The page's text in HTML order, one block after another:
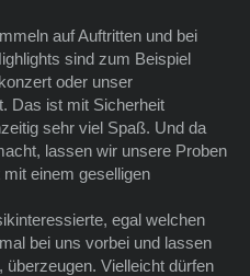
auf Auftritten und bei
sind zum Beispiel
oder unser
Das ist mit Sicherheit
sehr viel Spaß. Und da
lassen wir unsere Proben
einem geselligen
egal welchen
bei uns vorbei und lassen
Vielleicht dürfen